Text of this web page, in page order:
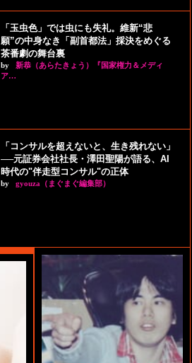
「玉虫色」では虫にも失礼。維新“悲
願”の中身なき「副首都法」採決をめぐる
茶番劇の舞台裏
by
新恭（あらたきょう）『国家権力＆メディ
ア…
「コンサルを超えないと、生き残れない」
──元証券会社社長・澤田聖陽が語る、AI
時代の"伴走型コンサル"の正体
by gyouza（まぐまぐ編集部）